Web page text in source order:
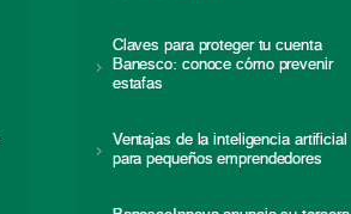
Claves para proteger tu cuenta
Banesco: conoce cómo prevenir
estafas
Ventajas de la inteligencia artificial
para pequeños emprendedores